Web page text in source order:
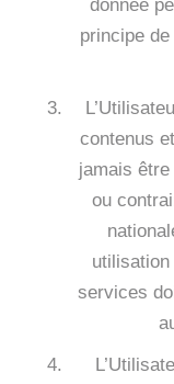
donnée
principe
contenus
jamais
ou
utilisation
services